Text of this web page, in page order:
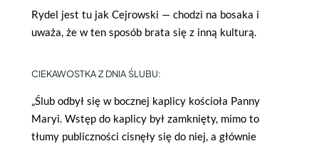
Rydel jest tu jak Cejrowski — chodzi na bosaka i
uważa, że w ten sposób brata się z inną kulturą.
CIEKAWOSTKA Z DNIA ŚLUBU:
„Ślub odbył się w bocznej kaplicy kościoła Panny
Maryi. Wstęp do kaplicy był zamknięty, mimo to
tłumy publiczności cisnęły się do niej, a głównie